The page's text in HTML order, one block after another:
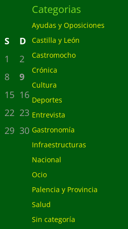
S
D
1
2
8
9
15 16
22 23
29 30
Categorias
Ayudas y Oposiciones
Castilla y León
Castromocho
Crónica
Cultura
Deportes
Entrevista
Gastronomía
Infraestructuras
Nacional
Ocio
Palencia y Provincia
Salud
Sin categoría